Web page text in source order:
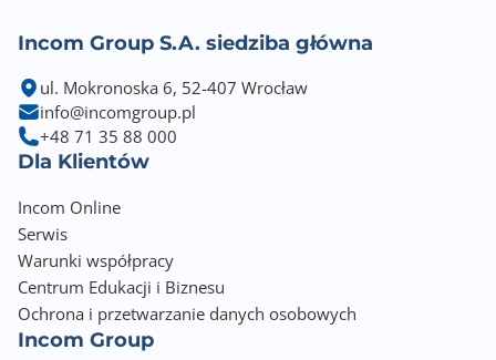
Incom Group S.A. siedziba główna
ul. Mokronoska 6, 52-407 Wrocław
info@incomgroup.pl
+48 71 35 88 000
Dla Klientów
Incom Online
Serwis
Warunki współpracy
Centrum Edukacji i Biznesu
Ochrona i przetwarzanie danych osobowych
Incom Group